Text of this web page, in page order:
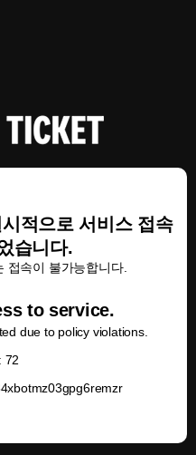
적으로 서비스 접속
습니다.
접속이 불가능합니다.
to service.
due to policy violations.
72